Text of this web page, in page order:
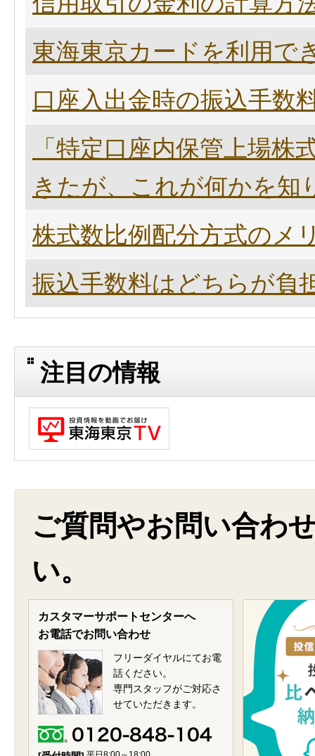
東海東京カードを利用で
口座入出金時の振込手数
「特定口座内保管上場
きたが、これが何かを知
株式数比例配分方式のメ
振込手数料はどちらが負
注目の情報
ご質問やお問い合わ
い。
カスタマーサポートセンターへ
お電話でお問い合わせ
フリーダイヤルにてお電
話ください。
専門スタッフがご対応さ
せていただきます。